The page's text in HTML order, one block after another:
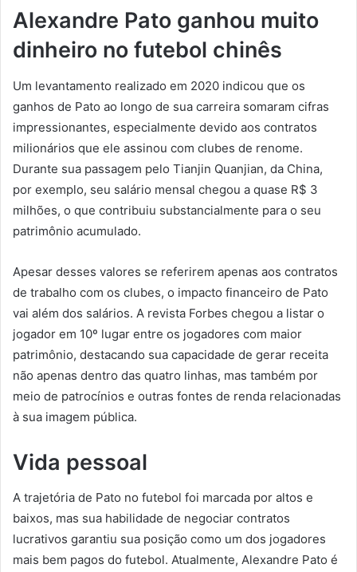
Alexandre Pato ganhou muito
dinheiro no futebol chinês
Um levantamento realizado em 2020 indicou que os
ganhos de Pato ao longo de sua carreira somaram cifras
impressionantes, especialmente devido aos contratos
milionários que ele assinou com clubes de renome.
Durante sua passagem pelo Tianjin Quanjian, da China,
por exemplo, seu salário mensal chegou a quase R$ 3
milhões, o que contribuiu substancialmente para o seu
patrimônio acumulado.
Apesar desses valores se referirem apenas aos contratos
de trabalho com os clubes, o impacto financeiro de Pato
vai além dos salários. A revista Forbes chegou a listar o
jogador em 10º lugar entre os jogadores com maior
patrimônio, destacando sua capacidade de gerar receita
não apenas dentro das quatro linhas, mas também por
meio de patrocínios e outras fontes de renda relacionadas
à sua imagem pública.
Vida pessoal
A trajetória de Pato no futebol foi marcada por altos e
baixos, mas sua habilidade de negociar contratos
lucrativos garantiu sua posição como um dos jogadores
mais bem pagos do futebol. Atualmente, Alexandre Pato é